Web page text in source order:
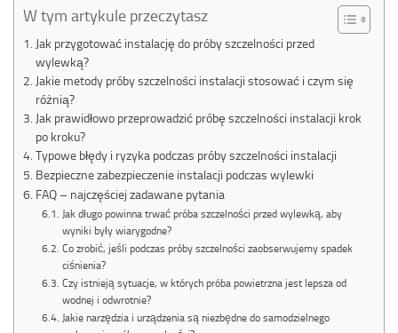
W tym artykule przeczytasz
Jak przygotować instalację do próby szczelności przed
wylewką?
Jakie metody próby szczelności instalacji stosować i czym się
różnią?
Jak prawidłowo przeprowadzić próbę szczelności instalacji krok
po kroku?
Typowe błędy i ryzyka podczas próby szczelności instalacji
Bezpieczne zabezpieczenie instalacji podczas wylewki
FAQ – najczęściej zadawane pytania
Jak długo powinna trwać próba szczelności przed wylewką, aby
wyniki były wiarygodne?
Co zrobić, jeśli podczas próby szczelności zaobserwujemy spadek
ciśnienia?
Czy istnieją sytuacje, w których próba powietrzna jest lepsza od
wodnej i odwrotnie?
Jakie narzędzia i urządzenia są niezbędne do samodzielnego